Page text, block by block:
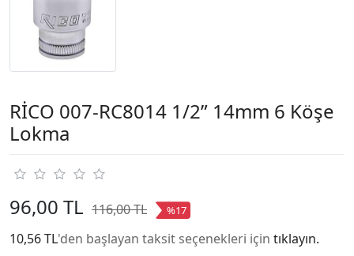
RİCO 007-RC8014 1/2” 14mm 6 Köşe
Lokma
96,00 TL 116,00 TL %17
10,56 TL'den başlayan taksit seçenekleri için tıklayın.